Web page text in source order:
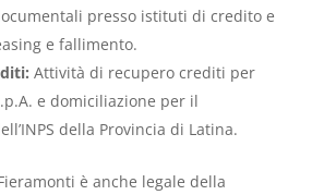
presso istituti di credito e
e fallimento.
Attività di recupero crediti per
e domiciliazione per il
della Provincia di Latina.
è anche legale della